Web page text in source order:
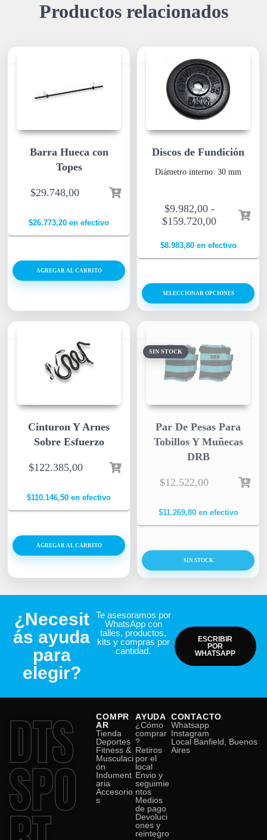
Productos relacionados
Barra Hueca con
Topes
$29.748,00
$26.773,20 en efectivo
AGREGAR AL CARRITO
Discos de Fundición
Diámetro interno: 30 mm
$9.982,00 -
$159.720,00
$8.983,80en efectivo
SELECCIONAR OPCIONES
SIN STOCK
Par De Pesas Para
Tobillos Y Muñecas
DRB
$12.522,00
$11.269,80en efectivo
SIN STOCK
Cinturon Y Arnes
Sobre Esfuerzo
$122.385,00
$110.146,50 en efectivo
AGREGAR AL CARRITO
¿Necesit
ás ayuda
para
elegir?
Te asesoramos por
WhatsApp con
talles, productos,
kits y compras por
cantidad.
ESCRIBIR
POR
WHATSAPP
DTS
SPO
COMPR
AR
Tienda
Deportes
Fitness &
Musculaci
ón
Indument
aria
Accesorio
s
AYUDA
¿Cómo
comprar
?
Retiros
por el
local
Envio y
seguimie
ntos
Medios
de pago
Devoluci
ones y
reintegro
CONTACTO
Whatsapp
Instagram
Local Banfield, Buenos
Aires